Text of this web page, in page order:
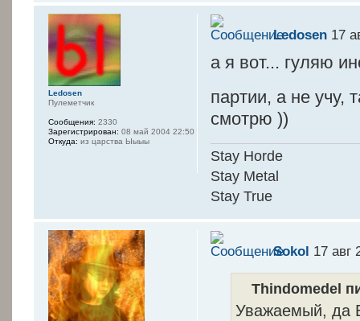
Ledosen 17
а я вот... гуляю
партии, а не учу,
смотрю ))
Stay Horde
Stay Metal
Stay True
Ledosen
Пулеметчик
Сообщения: 2330
Зарегистрирован: 08 май 2004 22:50
Откуда: из царства Ыыыы
Sokol 17 авг
Thindomedel
Уважаемый, да